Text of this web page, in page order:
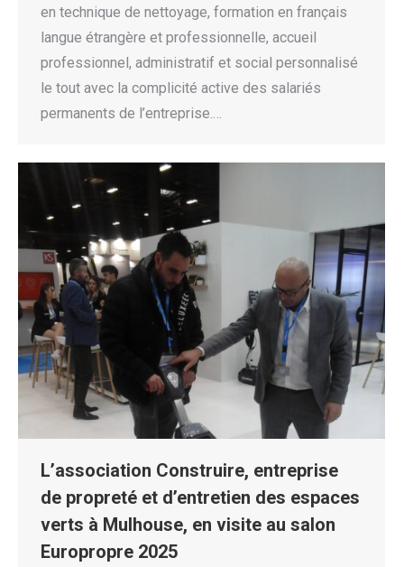
en technique de nettoyage, formation en français
langue étrangère et professionnelle, accueil
professionnel, administratif et social personnalisé
le tout avec la complicité active des salariés
permanents de l’entreprise.…
L’association Construire, entreprise
de propreté et d’entretien des espaces
verts à Mulhouse, en visite au salon
Europropre 2025